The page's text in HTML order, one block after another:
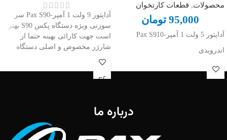
محصولات, قطعات کارتخوان
95,000 تومان
آداپتور 5 ولت 1 آمپر-Pax S910
اندرویدی
آداپتور 9 ولت 1 آمپر-Pax S90 سر
سوزنی ویژه دستگاه پکس S90 بهتر
است جهت کارائی بهینه حتما از
شارژر مخصوص و اصلی دستگاه
استفاده نمائید.
درباره ما